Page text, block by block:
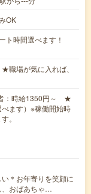
OK
時間選べます！
場が気に入れば、
：時給1350円～ ★
ます）※稼働開始時
。
＊お年寄りを笑顔に
、おばあちゃ…